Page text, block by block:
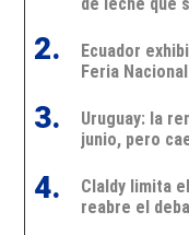
2.
3.
4.
Ecuador
Feria
Uruguay: la
junio, pero
Claldy limita
reabre el